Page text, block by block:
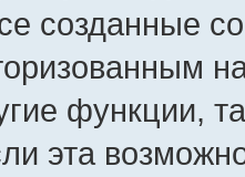
созданные
функции,
эта